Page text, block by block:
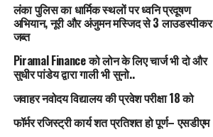
लंका पुलिस का धार्मिक स्थलों पर ध्वनि प्रदूषण
अभियान, नूरी और अंजुमन मस्जिद से 3 लाउडस्पीकर
जब्त
Piramal Finance को लोन के लिए चार्ज भी दो और
सुधीर पांडेय द्वारा गाली भी सुनो..
जवाहर नवोदय विद्यालय की प्रवेश परीक्षा 18 को
फॉर्मर रजिस्ट्री कार्य शत प्रतिशत हो पूर्ण– एसडीएम